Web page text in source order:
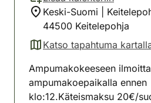
Keski-Suomi |
44500 Keitelepohja
Katso tapahtuma
(avautuu uuteen
Ampumakokeeseen
ampumakoepaikalla ennen
klo:12.Käteismaksu 20€/